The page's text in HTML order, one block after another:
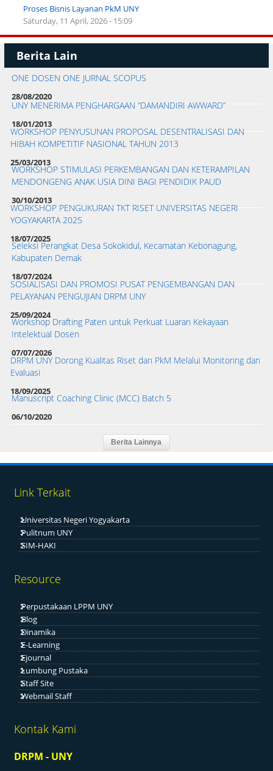
Proses Bisnis Layanan PkM UNY
Saturday, 11 April, 2026 - 15:09
Berita Lain
ONE DOSEN ONE JURNAL SCOPUS
28/08/2020
UNY MENERIMA PENGHARGAAN “DAMANDIRI AWWARD”
18/01/2013
WORKSHOP PENYUSUNAN PROPOSAL DESENTRALISASI DAN
HIBAH KOMPETITIF NASIONAL TAHUN 2013
25/03/2013
WORKSHOP STIMULASI PERKEMBANGAN DAN KETERAMPILAN
MENDONGENG ANAK USIA DINI BAGI PENDIDIK PAUD
30/10/2013
WORKSHOP PENGUKURAN TKT RISET UNIVERSITAS NEGERI
YOGYAKARTA 2025
18/07/2025
Seleksi Perangkat Desa Sokokidul, Kecamatan Kebonagung,
Kabupaten Demak
18/07/2024
SOSIALISASI DAN PROMOSI PUSAT PENGEMBANGAN DAN
PELAYANAN PENGUJIAN DRPM UNY
25/09/2024
Workshop Drafting Paten untuk Perkuat Luaran Kekayaan
Intelektual Dosen
07/07/2026
DRPM UNY Dorong Kualitas Riset dan PkM Melalui Monitoring dan
Evaluasi
18/09/2025
Manuscript Coaching Clinic (MCC) Batch 5
06/10/2020
Link Terkait
Universitas Negeri Yogyakarta
Pulitnum UNY
SIM-HAKI
Resource
Perpustakaan LPPM UNY
Blog
Dinamika
E-Learning
Ejournal
Lumbung Pustaka
Staff Site
Webmail Staff
Kontak Kami
DRPM - UNY